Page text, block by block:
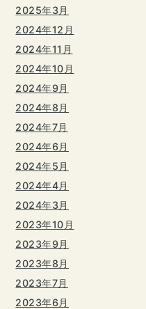
2025年3月
2024年12月
2024年11月
2024年10月
2024年9月
2024年8月
2024年7月
2024年6月
2024年5月
2024年4月
2024年3月
2023年10月
2023年9月
2023年8月
2023年7月
2023年6月